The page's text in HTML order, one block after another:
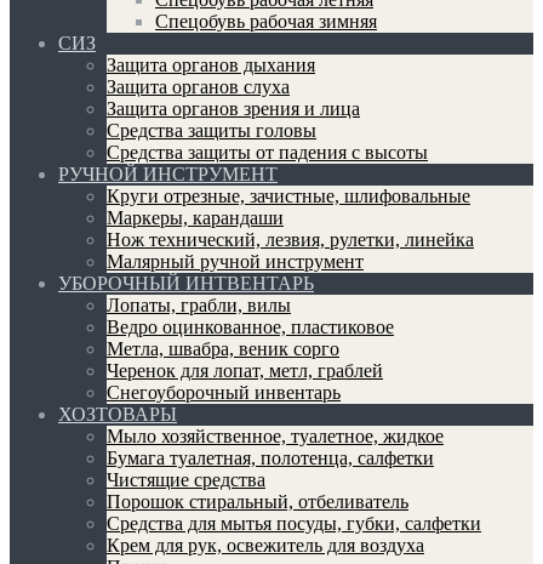
Спецобувь рабочая зимняя
СИЗ
Защита органов дыхания
Защита органов слуха
Защита органов зрения и лица
Средства защиты головы
Средства защиты от падения с высоты
РУЧНОЙ ИНСТРУМЕНТ
Круги отрезные, зачистные, шлифовальные
Маркеры, карандаши
Нож технический, лезвия, рулетки, линейка
Малярный ручной инструмент
УБОРОЧНЫЙ ИНТВЕНТАРЬ
Лопаты, грабли, вилы
Ведро оцинкованное, пластиковое
Метла, швабра, веник сорго
Черенок для лопат, метл, граблей
Снегоуборочный инвентарь
ХОЗТОВАРЫ
Мыло хозяйственное, туалетное, жидкое
Бумага туалетная, полотенца, салфетки
Чистящие средства
Порошок стиральный, отбеливатель
Средства для мытья посуды, губки, салфетки
Крем для рук, освежитель для воздуха